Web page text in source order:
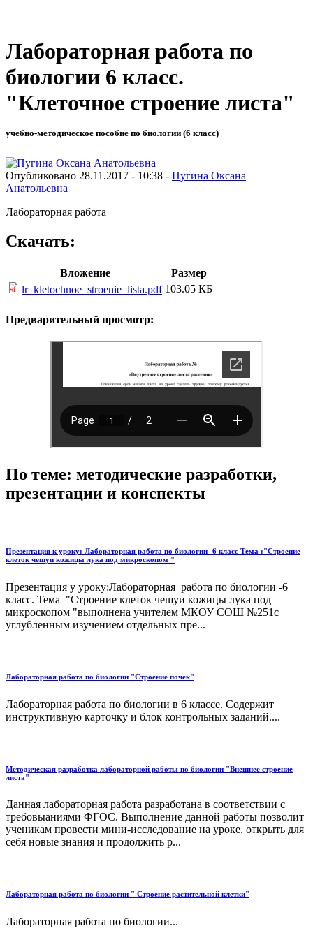
Лабораторная работа по
биологии 6 класс.
"Клеточное строение листа"
учебно-методическое пособие по биологии (6 класс)
Опубликовано 28.11.2017 - 10:38 - Пугина Оксана
Анатольевна
Лабораторная работа
Скачать:
Вложение
Размер
lr_kletochnoe_stroenie_lista.pdf 103.05 КБ
Предварительный просмотр:
По теме: методические разработки,
презентации и конспекты
Презентация к уроку: Лабораторная работа по биологии- 6 класс Тема :"Строение
клеток чешуи кожицы лука под микроскопом "
Презентация у уроку:Лабораторная работа по биологии -6
класс. Тема "Строение клеток чешуи кожицы лука под
микроскопом "выполнена учителем МКОУ СОШ №251с
углубленным изучением отдельных пре...
Лабораторная работа по биологии "Строение почек"
Лабораторная работа по биологии в 6 классе. Содержит
инструктивную карточку и блок контрольных заданий....
Методическая разработка лабораторной работы по биологии "Внешнее строение
листа"
Данная лабораторная работа разработана в соответствии с
требовыаниями ФГОС. Выполнение данной работы позволит
ученикам провести мини-исследование на уроке, открыть для
себя новые знания и продолжить р...
Лабораторная работа по биологии " Строение растительной клетки"
Лабораторная работа по биологии...